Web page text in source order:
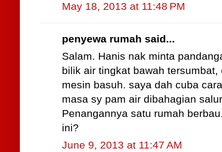
May 18, 2013 at 11:48 PM
penyewa rumah said...
Salam. Hanis nak minta
bilik air tingkat bawah
mesin basuh. saya dah cuba
masa sy pam air dibahagian
Penangannya satu rumah
ini?
June 9, 2013 at 11:47 AM